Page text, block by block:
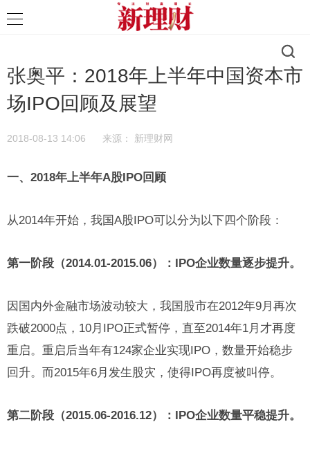
张奥平：2018年上半年中国资本市
场IPO回顾及展望
2018-08-13 14:06 来源： 新理财网
一、2018年上半年A股IPO回顾
从2014年开始，我国A股IPO可以分为以下四个阶段：
第一阶段（2014.01-2015.06）：IPO企业数量逐步提升。
因国内外金融市场波动较大，我国股市在2012年9月再次
跌破2000点，10月IPO正式暂停，直至2014年1月才再度
重启。重启后当年有124家企业实现IPO，数量开始稳步
回升。而2015年6月发生股灾，使得IPO再度被叫停。
第二阶段（2015.06-2016.12）：IPO企业数量平稳提升。